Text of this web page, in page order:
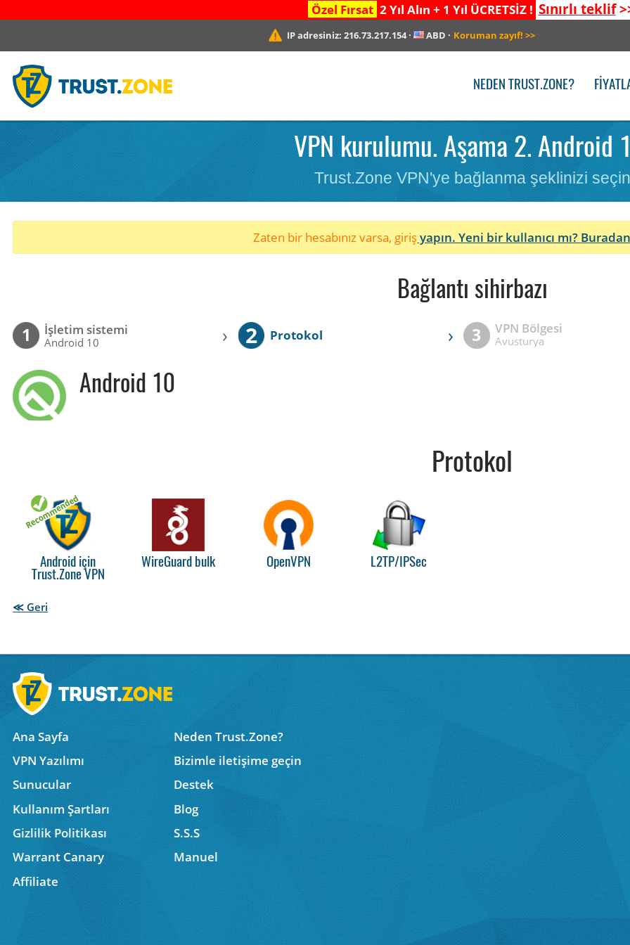
Özel Fırsat 2 Yıl Alın + 1 Yıl ÜCRETSİZ ! Sınırlı teklif
IP adresiniz:216.73.217.154· ABD · Koruman zayıf! >>
NEDEN TRUST.ZONE?
VPN kurulumu. Aşama 2. Android
Trust.Zone VPN'ye bağlanma şeklinizi seçin
Zaten bir hesabınız varsa, girişyapın. Yeni bir kullanıcı mı?
Bağlantı sihirbazı
1 İşletim sistemi
Android 10 › 2 Protokol › 3 VPN Bölgesi
Avusturya
Android 10
Protokol
Android için
Trust.Zone VPN
WireGuard bulk OpenVPN L2TP/IPSec
≪ Geri
Ana Sayfa
Neden Trust.Zone?
VPN Yazılımı
Bizimle iletişime geçin
Sunucular
Destek
Kullanım Şartları
Blog
Gizlilik Politikası
S.S.S
Warrant Canary
Manuel
Affiliate